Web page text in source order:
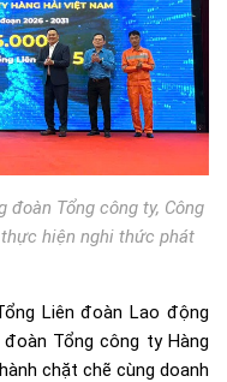
đoàn Tổng công ty, Công
hiện nghi thức phát
Liên đoàn Lao động
Tổng công ty Hàng
chặt chẽ cùng doanh